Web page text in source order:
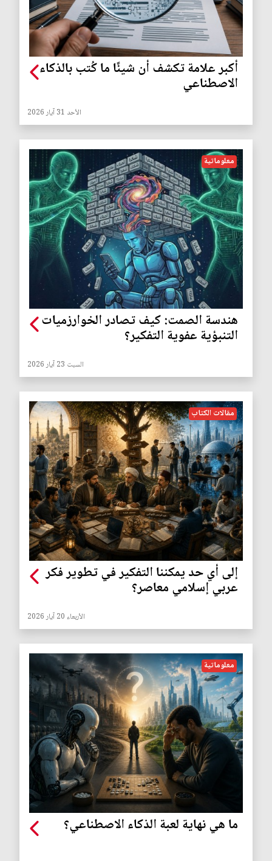
أكبر علامة تكشف أن شيئًا ما كُتب بالذكاء
الاصطناعي
الأحد 31 آيار 2026
معلوماتية
هندسة الصمت: كيف تصادر الخوارزميات
التنبؤية عفوية التفكير؟
السبت 23 آيار 2026
مقالات الكتاب
إلى أي حد يمكننا التفكير في تطوير فكر
عربي إسلامي معاصر؟
الأربعاء 20 آيار 2026
معلوماتية
ما هي نهاية لعبة الذكاء الاصطناعي؟